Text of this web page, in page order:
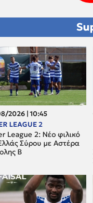
2026 | 10:45
LEAGUE 2
League 2: Νέο φιλικό
Σύρου με Αστέρα
Β